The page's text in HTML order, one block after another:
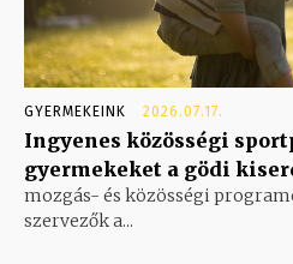
GYERMEKEINK 2026.07.17.
Ingyenes közösségi
gyermekeket a gödi
mozgás- és közösségi
szervezők a...